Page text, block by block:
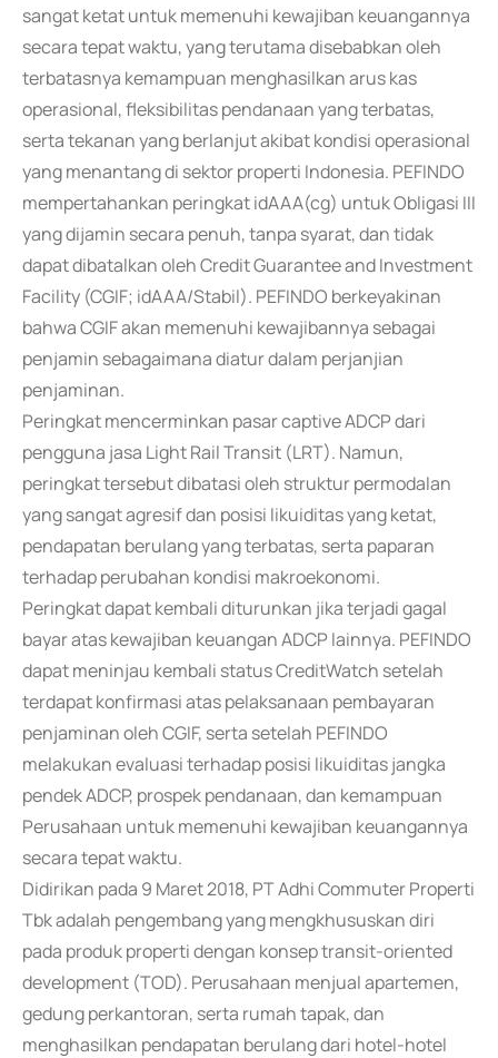
sangat ketat untuk memenuhi kewajiban keuangannya
secara tepat waktu, yang terutama disebabkan oleh
terbatasnya kemampuan menghasilkan arus kas
operasional, fleksibilitas pendanaan yang terbatas,
serta tekanan yang berlanjut akibat kondisi operasional
yang menantang di sektor properti Indonesia. PEFINDO
mempertahankan peringkat idAAA(cg) untuk Obligasi III
yang dijamin secara penuh, tanpa syarat, dan tidak
dapat dibatalkan oleh Credit Guarantee and Investment
Facility (CGIF; idAAA/Stabil). PEFINDO berkeyakinan
bahwa CGIF akan memenuhi kewajibannya sebagai
penjamin sebagaimana diatur dalam perjanjian
penjaminan.
Peringkat mencerminkan pasar captive ADCP dari
pengguna jasa Light Rail Transit (LRT). Namun,
peringkat tersebut dibatasi oleh struktur permodalan
yang sangat agresif dan posisi likuiditas yang ketat,
pendapatan berulang yang terbatas, serta paparan
terhadap perubahan kondisi makroekonomi.
Peringkat dapat kembali diturunkan jika terjadi gagal
bayar atas kewajiban keuangan ADCP lainnya. PEFINDO
dapat meninjau kembali status CreditWatch setelah
terdapat konfirmasi atas pelaksanaan pembayaran
penjaminan oleh CGIF, serta setelah PEFINDO
melakukan evaluasi terhadap posisi likuiditas jangka
pendek ADCP, prospek pendanaan, dan kemampuan
Perusahaan untuk memenuhi kewajiban keuangannya
secara tepat waktu.
Didirikan pada 9 Maret 2018, PT Adhi Commuter Properti
Tbk adalah pengembang yang mengkhususkan diri
pada produk properti dengan konsep transit-oriented
development (TOD). Perusahaan menjual apartemen,
gedung perkantoran, serta rumah tapak, dan
menghasilkan pendapatan berulang dari hotel-hotel